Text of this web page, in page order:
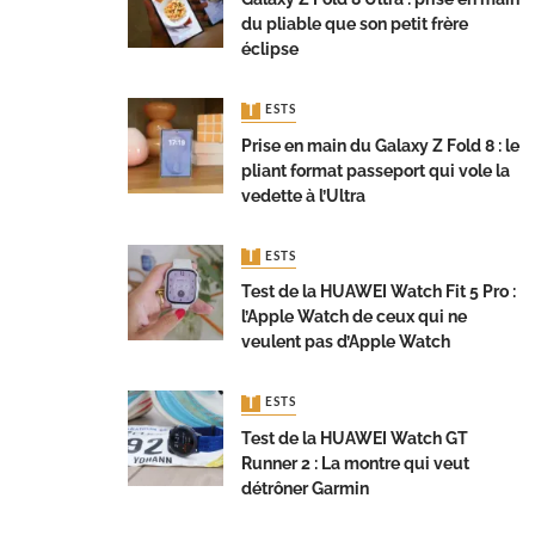
du pliable que son petit frère
éclipse
TESTS
Prise en main du Galaxy Z Fold 8 : le
pliant format passeport qui vole la
vedette à l’Ultra
TESTS
Test de la HUAWEI Watch Fit 5 Pro :
l’Apple Watch de ceux qui ne
veulent pas d’Apple Watch
TESTS
Test de la HUAWEI Watch GT
Runner 2 : La montre qui veut
détrôner Garmin